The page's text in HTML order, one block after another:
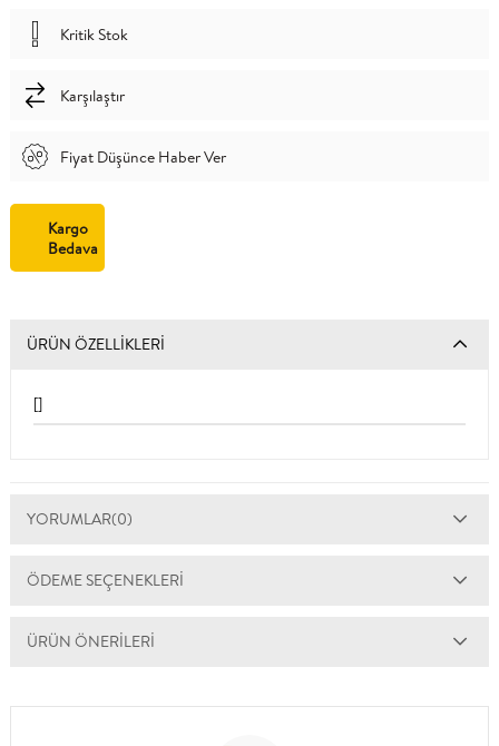
Kritik Stok
Karşılaştır
Fiyat Düşünce Haber Ver
Kargo
Bedava
ÜRÜN ÖZELLIKLERI
[]
YORUMLAR(0)
ÖDEME SEÇENEKLERI
ÜRÜN ÖNERILERI